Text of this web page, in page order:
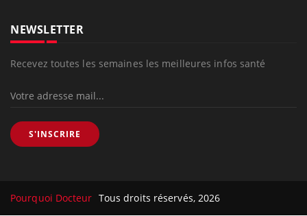
NEWSLETTER
Recevez toutes les semaines les meilleures infos santé
S'INSCRIRE
Pourquoi Docteur Tous droits réservés, 2026